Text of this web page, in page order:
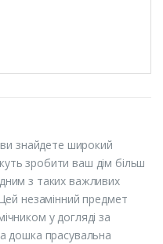
знайдете широкий
зробити ваш дім більш
з таких важливих
незамінний предмет
у догляді за
дошка прасувальна